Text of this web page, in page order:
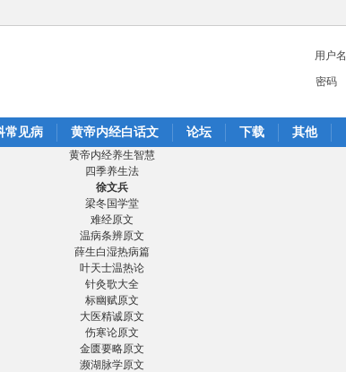
用户名
密码
常见病 黄帝内经白话文 论坛 下载 其他
黄帝内经养生智慧
四季养生法
徐文兵
梁冬国学堂
难经原文
温病条辨原文
薛生白湿热病篇
叶天士温热论
针灸歌大全
标幽赋原文
大医精诚原文
伤寒论原文
金匮要略原文
濒湖脉学原文